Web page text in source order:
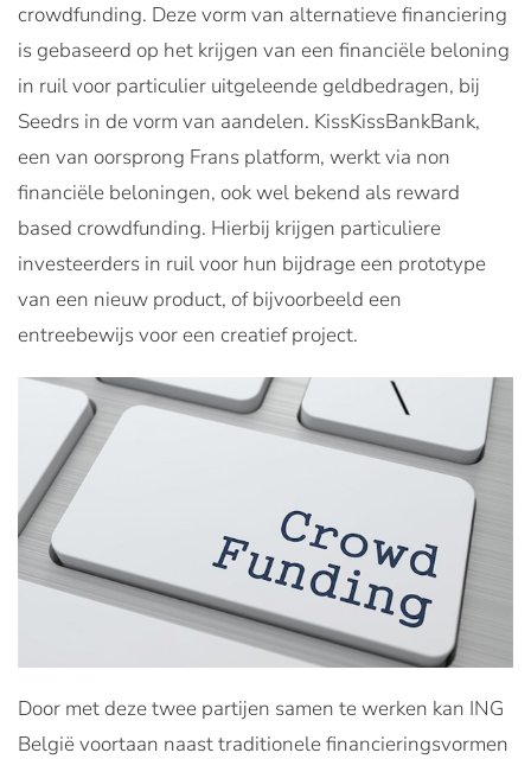
crowdfunding. Deze vorm van alternatieve financiering
is gebaseerd op het krijgen van een financiële beloning
in ruil voor particulier uitgeleende geldbedragen, bij
Seedrs in de vorm van aandelen. KissKissBankBank,
een van oorsprong Frans platform, werkt via non
financiële beloningen, ook wel bekend als reward
based crowdfunding. Hierbij krijgen particuliere
investeerders in ruil voor hun bijdrage een prototype
van een nieuw product, of bijvoorbeeld een
entreebewijs voor een creatief project.
Door met deze twee partijen samen te werken kan ING
België voortaan naast traditionele financieringsvormen